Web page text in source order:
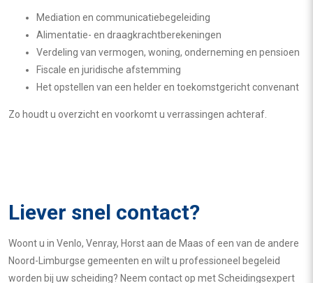
Mediation en communicatiebegeleiding
Alimentatie- en draagkrachtberekeningen
Verdeling van vermogen, woning, onderneming en pensioen
Fiscale en juridische afstemming
Het opstellen van een helder en toekomstgericht convenant
Zo houdt u overzicht en voorkomt u verrassingen achteraf.
Liever snel contact?
Woont u in Venlo, Venray, Horst aan de Maas of een van de andere
Noord-Limburgse gemeenten en wilt u professioneel begeleid
worden bij uw scheiding? Neem contact op met Scheidingsexpert